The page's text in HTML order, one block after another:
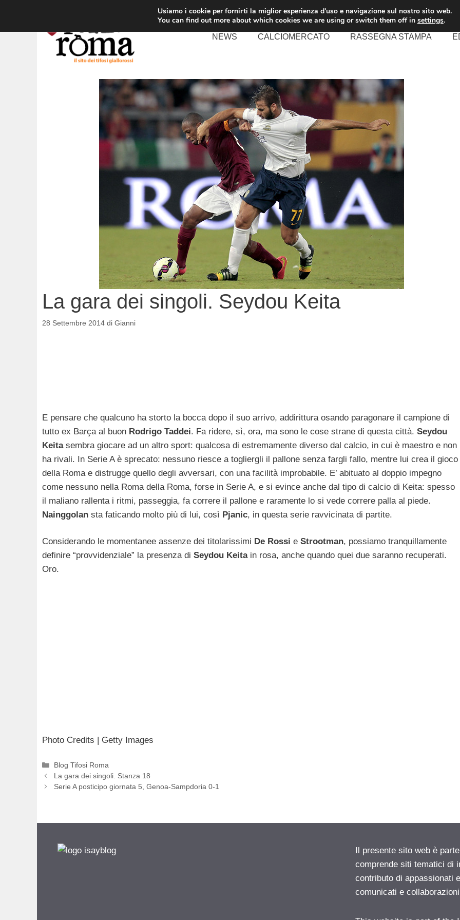
contenuto
NEWS CALCIOMERCATO RASSEGNA STAMPA
La gara dei singoli. Seydou Keita
28 Settembre 2014 di Gianni
E pensare che qualcuno ha storto la bocca dopo il suo arrivo, addirittura osando paragonare il campione di
tutto ex Barça al buon Rodrigo Taddei. Fa ridere, sì, ora, ma sono le cose strane di questa città. Seydou
Keitasembra giocare ad un altro sport: qualcosa di estremamente diverso dal calcio, in cui è maestro e non
ha rivali. In Serie A è sprecato: nessuno riesce a togliergli il pallone senza fargli fallo, mentre lui crea il gioco
della Roma e distrugge quello degli avversari, con una facilità improbabile. E’ abituato al doppio impegno
come nessuno nella Roma della Roma, forse in Serie A, e si evince anche dal tipo di calcio di Keita: spesso
il maliano rallenta i ritmi, passeggia, fa correre il pallone e raramente lo si vede correre palla al piede.
Nainggolan sta faticando molto più di lui, così Pjanic, in questa serie ravvicinata di partite.
Considerando le momentanee assenze dei titolarissimi De Rossi e Strootman, possiamo tranquillamente
definire “provvidenziale” la presenza di Seydou Keitain rosa, anche quando quei due saranno recuperati.
Oro.
Photo Credits | Getty Images
Categorie
Blog Tifosi Roma
La gara dei singoli. Stanza 18
Serie A posticipo giornata 5, Genoa-Sampdoria 0-1
Il presente sito web è
comprende siti tematici di
contributo di appassionati
comunicati e
Usiamo i cookie per fornirti la miglior esperienza d'uso e navigazione sul nostro sito web.
You can find out more about which cookies we are using or switch them off in settings.